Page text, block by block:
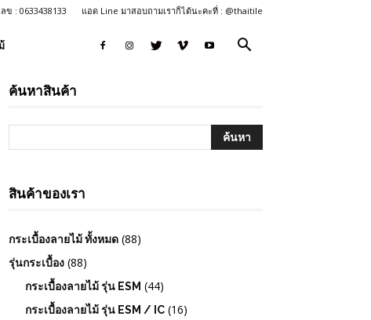
ข : 0633438133 แอด Line มาสอบถามเราก็ได้นะคะที่ : @thaitile
ค้นหาสินค้า
สินค้าของเรา
กระเบื้องลายไม้ ทั้งหมด (88)
รุ่นกระเบื้อง (88)
กระเบื้องลายไม้ รุ่น ESM (44)
กระเบื้องลายไม้ รุ่น ESM / IC (16)